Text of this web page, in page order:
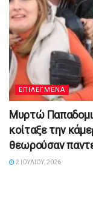
ΕΠΙΛΕΓΜΕΝΑ
Μυρτώ
κοίταξε την
θεωρούσαν
2 ΙΟΥΛΊΟΥ, 2026